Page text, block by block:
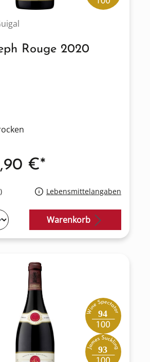
Rouge 2020
Lebensmittelangaben
€*
Warenkorb
94
93